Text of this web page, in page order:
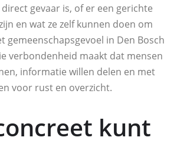
gevaar is, of er een gerichte
en wat ze zelf kunnen doen om
gemeenschapsgevoel in Den Bosch
verbondenheid maakt dat mensen
informatie willen delen en met
voor rust en overzicht.
kunt